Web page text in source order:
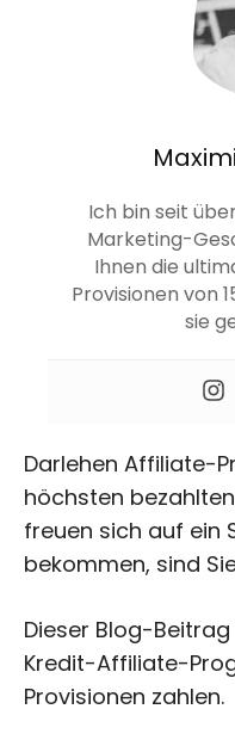
Ich bin seit
Marketing-
Ihnen die
Provisionen von
sie
Darlehen Affiliate-
höchsten
freuen sich auf ein
bekommen, sind
Dieser Blog-
Kredit-Affiliate-
Provisionen zahlen.